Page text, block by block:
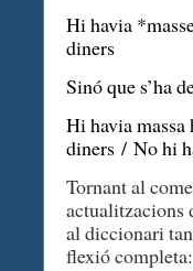
Hi havia
diners
Sinó que s’ha
Hi havia
diners / No hi
Tornant al
actualitzacions
al diccionari
flexió completa: